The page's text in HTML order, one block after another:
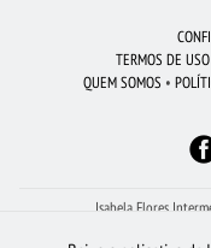
FLORES BRANCASTERMOS DE USO
QUEM SOMOS •
Isabela Flores